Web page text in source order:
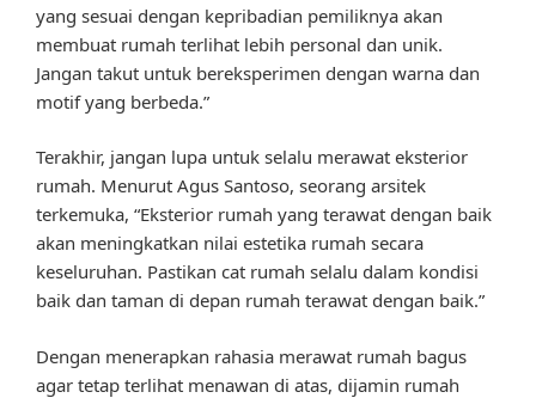
yang sesuai dengan kepribadian pemiliknya akan
membuat rumah terlihat lebih personal dan unik.
Jangan takut untuk bereksperimen dengan warna dan
motif yang berbeda.”
Terakhir, jangan lupa untuk selalu merawat eksterior
rumah. Menurut Agus Santoso, seorang arsitek
terkemuka, “Eksterior rumah yang terawat dengan baik
akan meningkatkan nilai estetika rumah secara
keseluruhan. Pastikan cat rumah selalu dalam kondisi
baik dan taman di depan rumah terawat dengan baik.”
Dengan menerapkan rahasia merawat rumah bagus
agar tetap terlihat menawan di atas, dijamin rumah